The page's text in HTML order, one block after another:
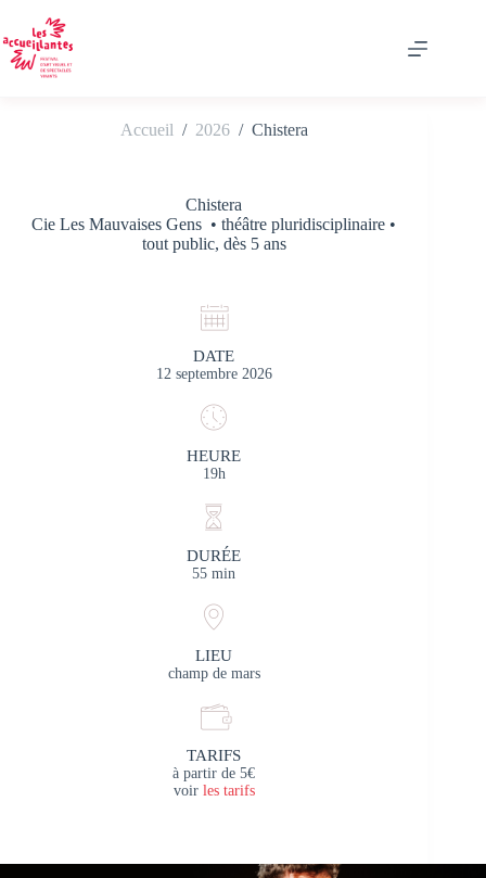
contenu
Accueil / 2026 / Chistera
Chistera
Cie Les Mauvaises Gens • théâtre pluridisciplinaire •
tout public, dès 5 ans
DATE
12 septembre 2026
HEURE
19h
DURÉE
55 min
LIEU
champ de mars
TARIFS
à partir de 5€
voir les tarifs